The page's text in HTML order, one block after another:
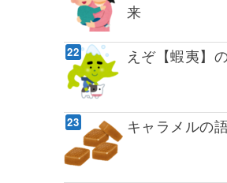
来
えぞ【蝦夷】
キャラメルの